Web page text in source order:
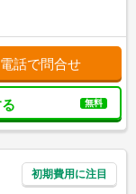
電話で問合せ
無料
初期費用に注目